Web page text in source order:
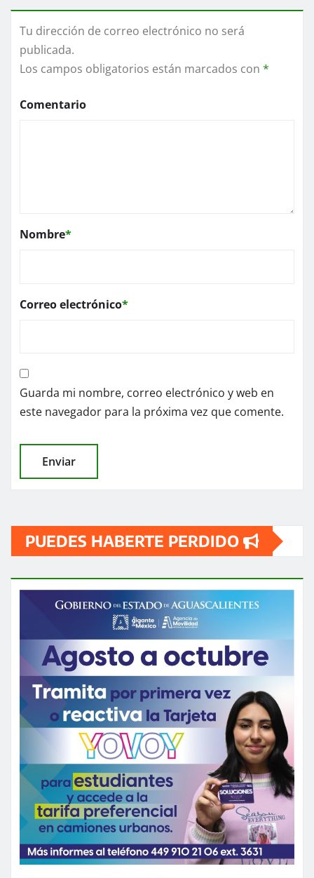
Tu dirección de correo electrónico no será
publicada.
Los campos obligatorios están marcados con *
Comentario
Nombre*
Correo electrónico*
Guarda mi nombre, correo electrónico y web en
este navegador para la próxima vez que comente.
PUEDES HABERTE PERDIDO